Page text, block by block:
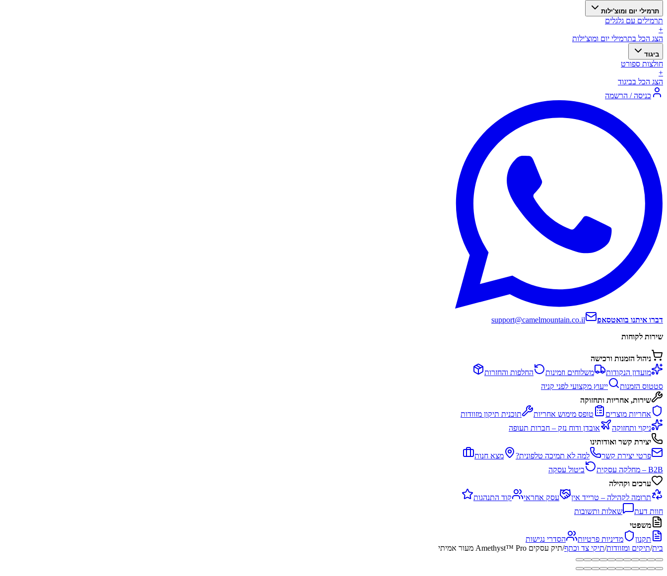
תרמילי יום ומוצ'ילות
תרמילים עם גלגלים
+
הצג הכל בתרמילי יום ומוצ'ילות
ביגוד
חולצות ספורט
+
הצג הכל בביגוד
כניסה / הרשמה
דברו איתנו בוואטסאפ
support@camelmountain.co.il
שירות לקוחות
ניהול הזמנות ורכישה
מועדון הנקודות
משלוחים וזמינות
החלפות והחזרות
סטטוס הזמנות
ייעוץ מקצועי לפני קניה
שירות, אחריות ותחזוקה
אחריות מוצרים
טופס מימוש אחריות
תוכנית תיקון מזוודות
ניקוי ותחזוקה
אובדן ודוח נזק – חברות תעופה
יצירת קשר ואודותינו
פרטי יצירת קשר
למה לא תמיכה טלפונית?
מצא חנות
B2B – מחלקה עסקית
ביטול עסקה
ערכים וקהילה
תרומה לקהילה – טרייד אין
עסק אחראי
קוד התנהגות
חוות דעת
שאלות ותשובות
משפטי
תקנון
מדיניות פרטיות
הסדרי נגישות
בית/תיקים ומזוודות/תיקי צד וכתף/תיק עסקים Amethyst™ Pro מעור אמיתי